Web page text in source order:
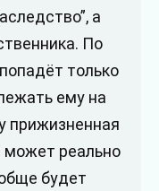
а
По
только
ему на
прижизненная
реально
будет